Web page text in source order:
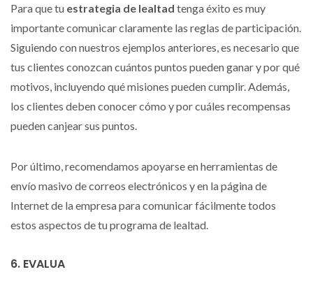
Para que tu estrategia de lealtad tenga éxito es muy
importante comunicar claramente las reglas de participación.
Siguiendo con nuestros ejemplos anteriores, es necesario que
tus clientes conozcan cuántos puntos pueden ganar y por qué
motivos, incluyendo qué misiones pueden cumplir. Además,
los clientes deben conocer cómo y por cuáles recompensas
pueden canjear sus puntos.
Por último, recomendamos apoyarse en herramientas de
envío masivo de correos electrónicos y en la página de
Internet de la empresa para comunicar fácilmente todos
estos aspectos de tu programa de lealtad.
6. EVALUA